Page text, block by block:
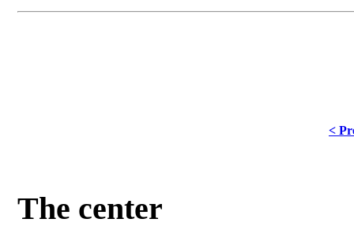
<
The center